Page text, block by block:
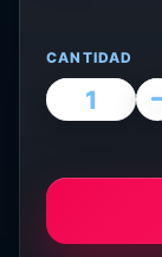
CANTIDAD